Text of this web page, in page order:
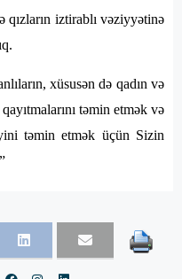
qızların iztirablı vəziyyətinə
xüsusən də qadın və
təmin etmək və
təmin etmək üçün Sizin